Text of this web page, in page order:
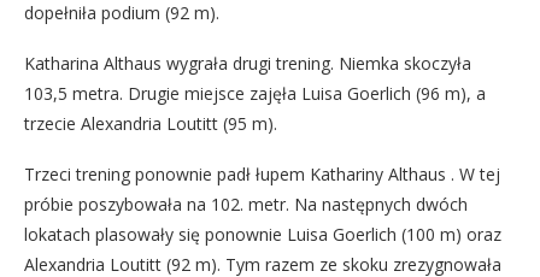
dopełniła podium (92 m).
Katharina Althaus wygrała drugi trening. Niemka skoczyła
103,5 metra. Drugie miejsce zajęła Luisa Goerlich (96 m), a
trzecie Alexandria Loutitt (95 m).
Trzeci trening ponownie padł łupem Kathariny Althaus . W tej
próbie poszybowała na 102. metr. Na następnych dwóch
lokatach plasowały się ponownie Luisa Goerlich (100 m) oraz
Alexandria Loutitt (92 m). Tym razem ze skoku zrezygnowała